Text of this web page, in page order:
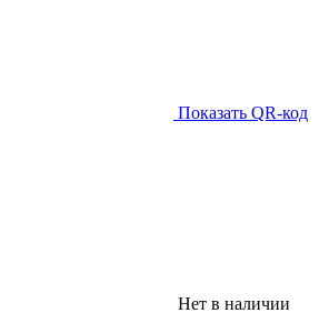
Показать QR-код
Нет в наличии